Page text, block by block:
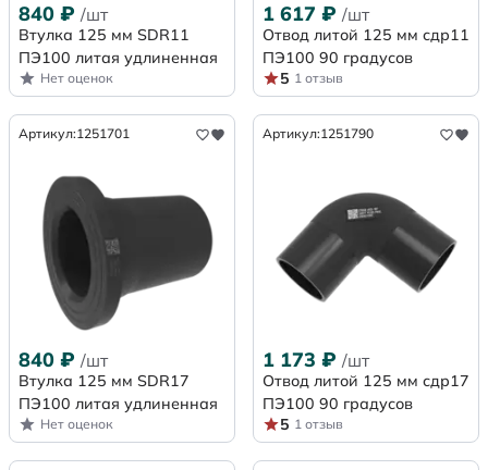
840 ₽ /шт
Втулка 125 мм SDR11
ПЭ100 литая удлиненная
Нет оценок
1 617 ₽ /шт
Отвод литой 125 мм сдр11
ПЭ100 90 градусов
5 1 отзыв
Артикул:1251701
840 ₽ /шт
Втулка 125 мм SDR17
ПЭ100 литая удлиненная
Нет оценок
Артикул:1251790
1 173 ₽ /шт
Отвод литой 125 мм сдр17
ПЭ100 90 градусов
5 1 отзыв